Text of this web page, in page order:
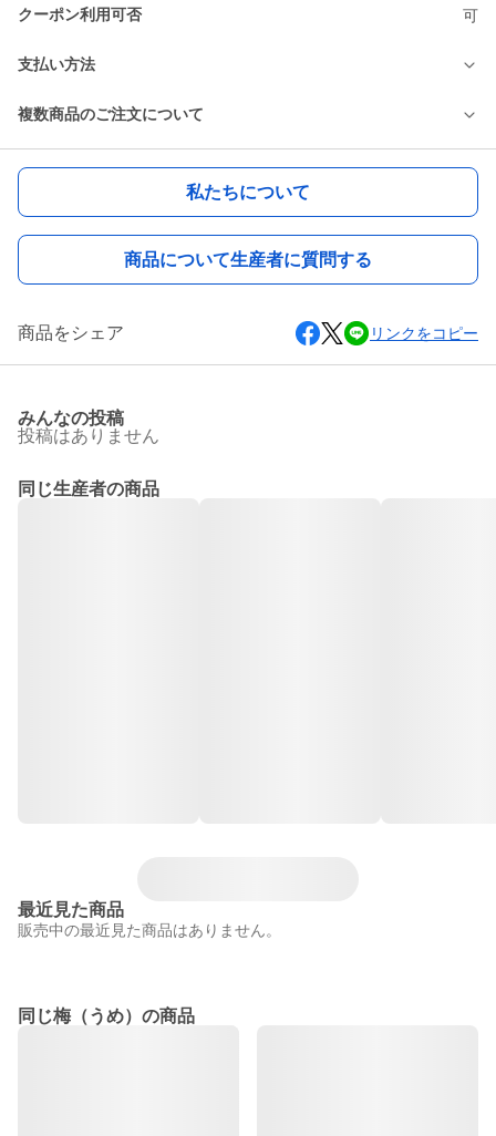
クーポン利用可否 可
支払い方法
複数商品のご注文について
私たちについて
商品について生産者に質問する
商品をシェア リンクをコピー
みんなの投稿
投稿はありません
同じ生産者の商品
最近見た商品
販売中の最近見た商品はありません。
同じ梅（うめ）の商品